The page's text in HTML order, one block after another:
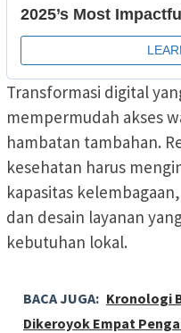
Transformasi digital
mempermudah akses
hambatan tambahan.
kesehatan harus
kapasitas
dan desain layanan
kebutuhan lokal.
BACA JUGA: Kronologi
Dikeroyok Empat